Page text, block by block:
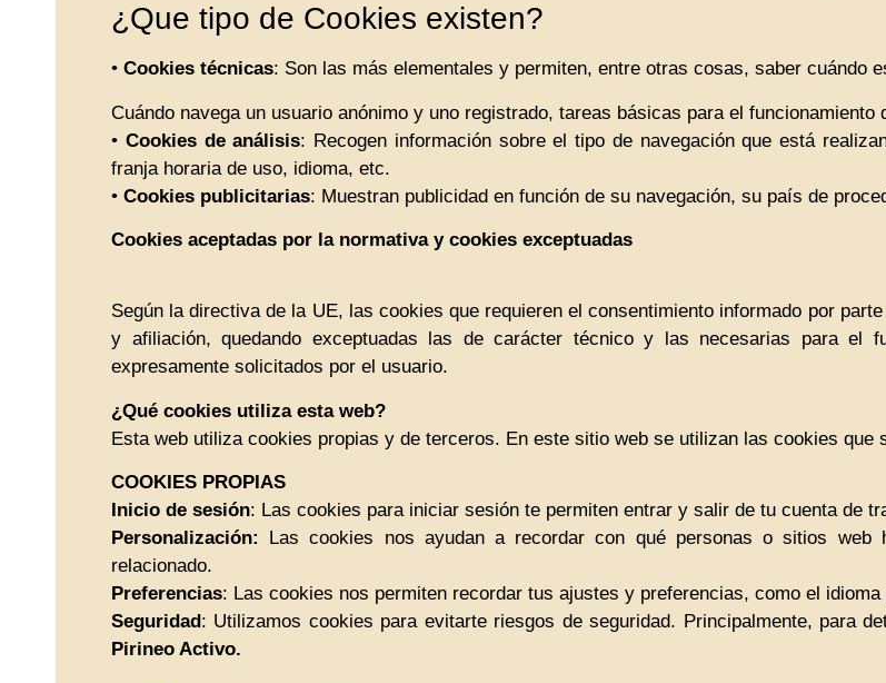
¿Que tipo de Cookies existen?
• Cookies técnicas: Son las más elementales y permiten, entre otras cosas, saber cuándo
Cuándo navega un usuario anónimo y uno registrado, tareas básicas para el funcionamiento
• Cookies de análisis: Recogen información sobre el tipo de navegación que está
franja horaria de uso, idioma, etc.
• Cookies publicitarias: Muestran publicidad en función de su navegación, su país de
Cookies aceptadas por la normativa y cookies exceptuadas
Según la directiva de la UE, las cookies que requieren el consentimiento informado por
y afiliación, quedando exceptuadas las de carácter técnico y las necesarias para el
expresamente solicitados por el usuario.
¿Qué cookies utiliza esta web?
Esta web utiliza cookies propias y de terceros. En este sitio web se utilizan las cookies que
COOKIES PROPIAS
Inicio de sesión: Las cookies para iniciar sesión te permiten entrar y salir de tu cuenta de
Personalización:
Las cookies nos ayudan a recordar con qué personas o sitios web
relacionado.
Preferencias: Las cookies nos permiten recordar tus ajustes y preferencias, como el
Seguridad: Utilizamos cookies para evitarte riesgos de seguridad. Principalmente, para
Pirineo Activo.